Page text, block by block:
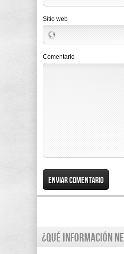
Sitio web
Comentario
¿Qué información